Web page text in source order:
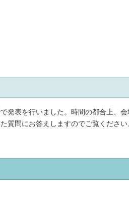
発表を行いました。時間の都合上、
質問にお答えしますのでご覧ください